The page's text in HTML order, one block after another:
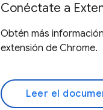
Conéctate a
Obtén más
extensión de Chrome.
Leer el